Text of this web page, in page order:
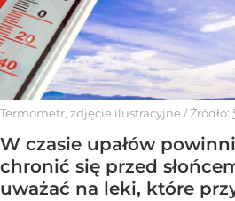
Termometr, zdjęcie ilustracyjne / Źródło:
W czasie upałów
chronić się przed
uważać na leki, które